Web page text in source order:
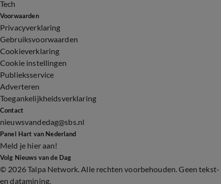
Tech
Voorwaarden
Privacyverklaring
Gebruiksvoorwaarden
Cookieverklaring
Cookie instellingen
Publieksservice
Adverteren
Toegankelijkheidsverklaring
Contact
nieuwsvandedag@sbs.nl
Panel Hart van Nederland
Meld je hier aan!
Volg Nieuws van de Dag
© 2026 Talpa Network. Alle rechten voorbehouden. Geen tekst-
en datamining.